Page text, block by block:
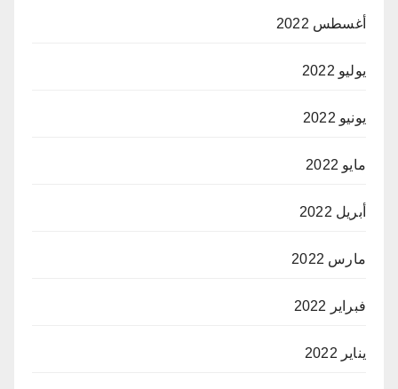
أغسطس 2022
يوليو 2022
يونيو 2022
مايو 2022
أبريل 2022
مارس 2022
فبراير 2022
يناير 2022